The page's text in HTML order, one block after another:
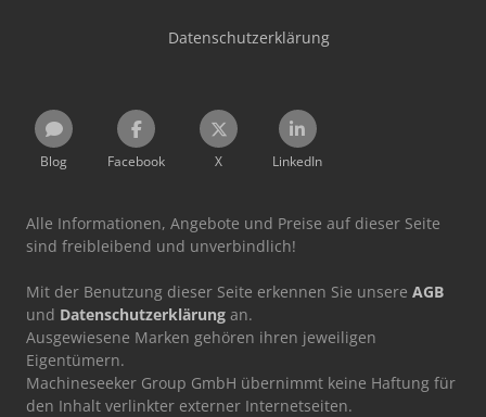
Datenschutzerklärung
Blog Facebook X LinkedIn
Alle Informationen, Angebote und Preise auf dieser Seite
sind freibleibend und unverbindlich!
Mit der Benutzung dieser Seite erkennen Sie unsere AGB
und Datenschutzerklärung an.
Ausgewiesene Marken gehören ihren jeweiligen
Eigentümern.
Machineseeker Group GmbH übernimmt keine Haftung für
den Inhalt verlinkter externer Internetseiten.